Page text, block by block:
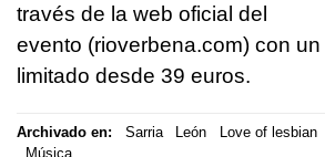
través de la web oficial del
evento (rioverbena.com) con
limitado desde 39 euros.
Archivado en: Sarria León Love of lesbian
Música